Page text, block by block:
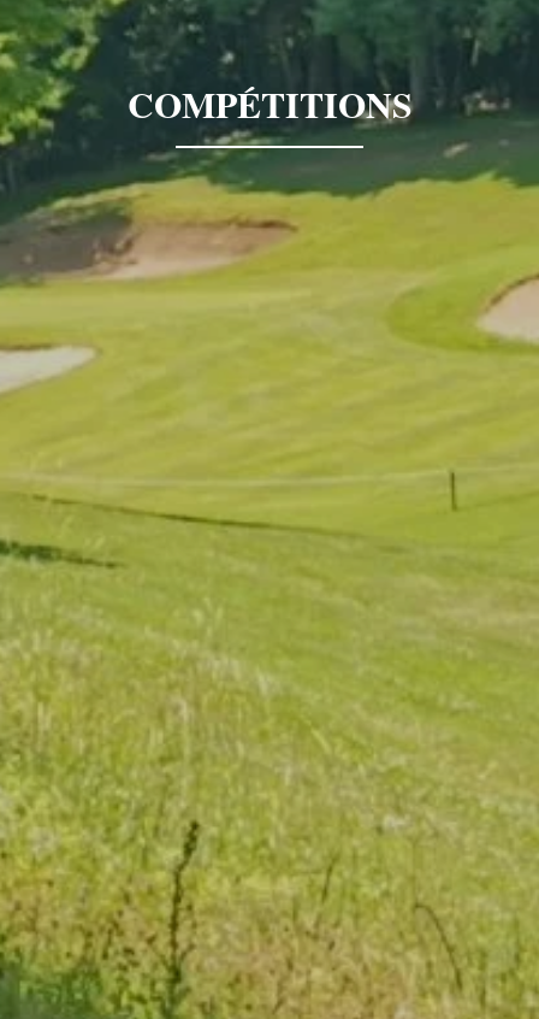
COMPÉTITIONS